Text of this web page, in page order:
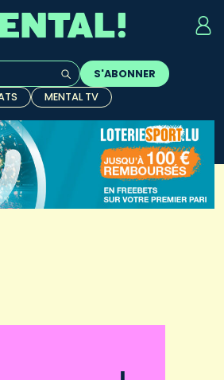
l'auto-complétion sont
S'ABONNER
MENTAL TV